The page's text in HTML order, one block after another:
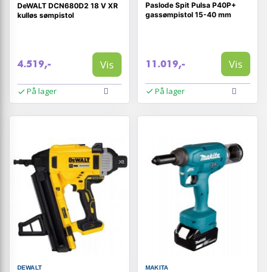
DeWALT DCN680D2 18 V XR
kulløs sømpistol
4.519,- Vis
På lager
Paslode Spit Pulsa P40P+
gassømpistol 15-40 mm
11.019,- Vis
På lager
DEWALT MAKITA